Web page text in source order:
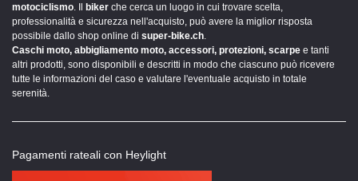
motociclismo. Il biker che cerca un luogo in cui trovare scelta,
professionalità e sicurezza nell'acquisto, può avere la miglior risposta
possibile dallo shop online di super-bike.ch.
Caschi moto, abbigliamento moto, accessori, protezioni, scarpe e tanti
altri prodotti, sono disponibili e descritti in modo che ciascuno può ricevere
tutte le informazioni del caso e valutare l'eventuale acquisto in totale
serenità.
Pagamenti rateali con Heylight